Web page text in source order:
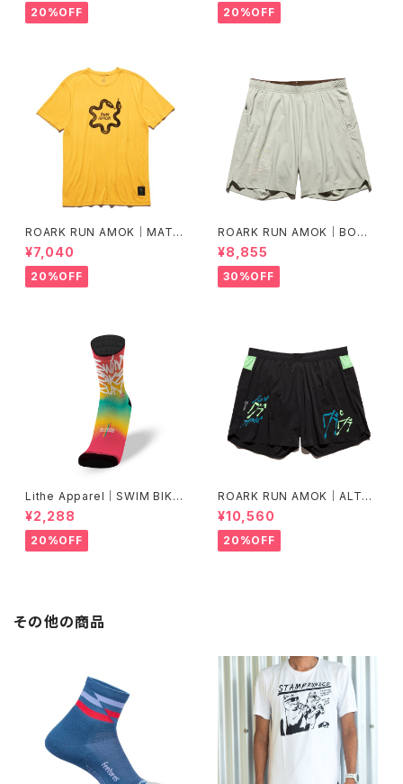
20%OFF 20%OFF
ROARK RUN AMOK｜MATHI
S CORE SS col.SUNBURST
¥7,040
20%OFF
ROARK RUN AMOK｜BOM
MER 2.0 7" Col.CHAPARRA
L
¥8,855
30%OFF
Lithe Apparel｜SWIM BIKE
RUN [COLOR]
¥2,288
20%OFF
ROARK RUN AMOK｜ALTA
5" Col.BLACK FJORD
¥10,560
20%OFF
その他の商品